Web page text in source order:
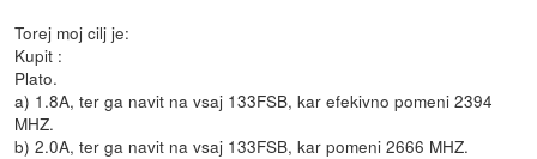
Torej moj cilj je:
Kupit :
Plato.
a) 1.8A, ter ga navit na vsaj 133FSB, kar efekivno pomeni 2394
MHZ.
b) 2.0A, ter ga navit na vsaj 133FSB, kar pomeni 2666 MHZ.